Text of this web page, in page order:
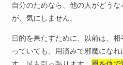
自分のためなら、他の人がどう
が、気にしません。
目的を果たすために、以前は、
っていても、用済みで邪魔にな